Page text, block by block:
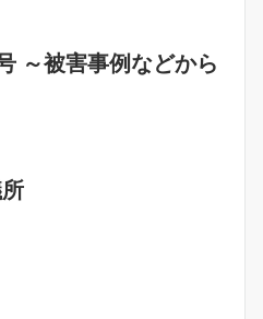
～被害事例などから